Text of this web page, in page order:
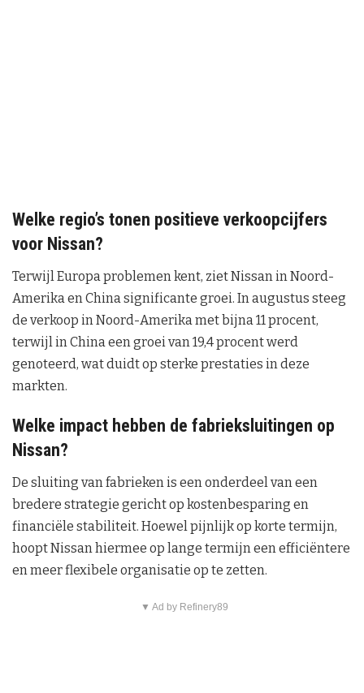
Welke regio’s tonen positieve verkoopcijfers
voor Nissan?
Terwijl Europa problemen kent, ziet Nissan in Noord-
Amerika en China significante groei. In augustus steeg
de verkoop in Noord-Amerika met bijna 11 procent,
terwijl in China een groei van 19,4 procent werd
genoteerd, wat duidt op sterke prestaties in deze
markten.
Welke impact hebben de fabrieksluitingen op
Nissan?
De sluiting van fabrieken is een onderdeel van een
bredere strategie gericht op kostenbesparing en
financiële stabiliteit. Hoewel pijnlijk op korte termijn,
hoopt Nissan hiermee op lange termijn een efficiëntere
en meer flexibele organisatie op te zetten.
▼ Ad by Refinery89